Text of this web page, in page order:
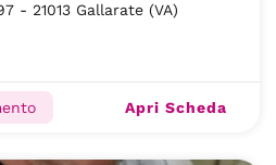
- 21013 Gallarate (VA)
Apri Scheda